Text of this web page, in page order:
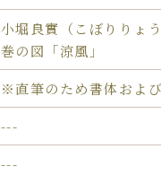
小堀良實（こぼりりょ
巻の図「涼風」
※直筆のため書体およ
---
---